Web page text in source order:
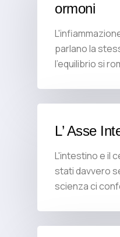
ormoni
parlano la
l'equilibrio si
L’ Asse
L'intestino e il
stati davvero
scienza ci